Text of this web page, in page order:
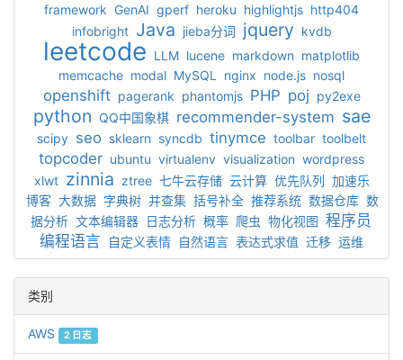
framework GenAI gperf heroku highlightjs http404
infobright Java jieba分词 jquery kvdb
leetcode LLM lucene markdown matplotlib
memcache modal MySQL nginx node.js nosql
openshift pagerank phantomjs PHP poj py2exe
python QQ中国象棋 recommender-system sae
scipy seo sklearn syncdb tinymce toolbar toolbelt
topcoder ubuntu virtualenv visualization wordpress
xlwt zinnia ztree 七牛云存储 云计算 优先队列 加速乐
博客 大数据 字典树 并查集 括号补全 推荐系统 数据仓库 数
据分析 文本编辑器 日志分析 概率 爬虫 物化视图 程序员
编程语言
自定义表情 自然语言 表达式求值 迁移 运维
类别
AWS 2 日志